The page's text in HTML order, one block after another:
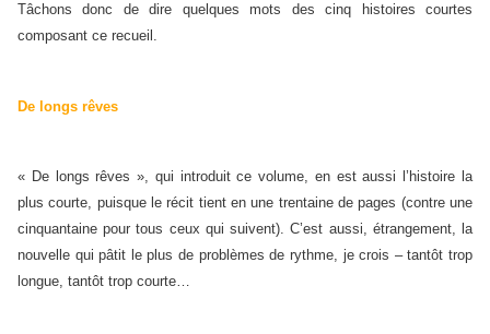
Tâchons donc de dire quelques mots des cinq histoires courtes
composant ce recueil.
De longs rêves
« De longs rêves », qui introduit ce volume, en est aussi l’histoire la
plus courte, puisque le récit tient en une trentaine de pages (contre une
cinquantaine pour tous ceux qui suivent). C’est aussi, étrangement, la
nouvelle qui pâtit le plus de problèmes de rythme, je crois – tantôt trop
longue, tantôt trop courte…